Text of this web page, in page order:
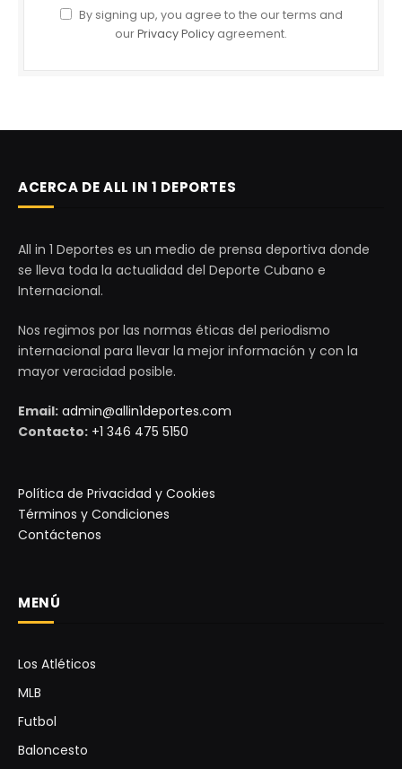
By signing up, you agree to the our terms and
ourPrivacy Policy agreement.
ACERCA DE ALL IN 1 DEPORTES
All in 1 Deportes es un medio de prensa deportiva donde
se lleva toda la actualidad del Deporte Cubano e
Internacional.
Nos regimos por las normas éticas del periodismo
internacional para llevar la mejor información y con la
mayor veracidad posible.
Email: admin@allin1deportes.com
Contacto: +1 346 475 5150
Política de Privacidad y Cookies
Términos y Condiciones
Contáctenos
MENÚ
Los Atléticos
MLB
Futbol
Baloncesto